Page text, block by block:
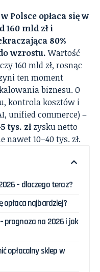
Polsce opłaca się w
160 mld zł i
80%
wzrostu.Wartość
160 mld zł, rosnąc
ten moment
biznesu. O
kontrola kosztów i
unified commerce) –
tys. złzysku netto
nawet 10–40 tys. zł.
– dlaczego teraz?
opłaca najbardziej?
prognoza na 2026 i jak
opłacalny sklep w